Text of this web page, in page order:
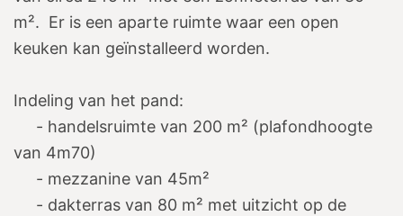
m². Er is een aparte ruimte waar een open
keuken kan geïnstalleerd worden.
Indeling van het pand:
- handelsruimte van 200 m² (plafondhoogte
van 4m70)
- mezzanine van 45m²
- dakterras van 80 m² met uitzicht op de